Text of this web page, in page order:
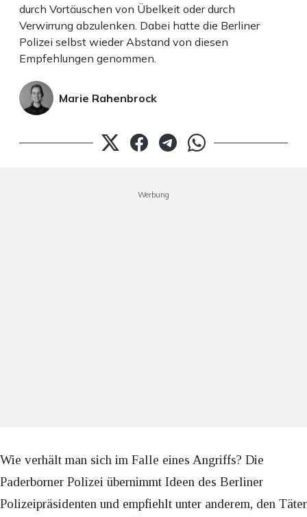
durch Vortäuschen von Übelkeit oder durch
Verwirrung abzulenken. Dabei hatte die Berliner
Polizei selbst wieder Abstand von diesen
Empfehlungen genommen.
Marie Rahenbrock
Werbung
Wie verhält man sich im Falle eines Angriffs? Die
Paderborner Polizei übernimmt Ideen des Berliner
Polizeipräsidenten und empfiehlt unter anderem, den Täter